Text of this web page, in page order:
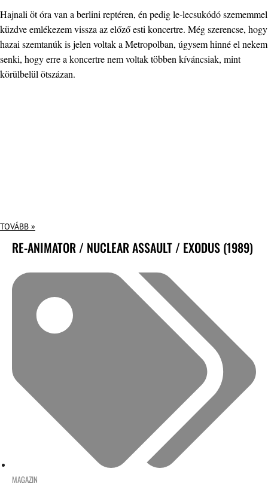
Hajnali öt óra van a berlini reptéren, én pedig le-lecsukódó szememmel
küzdve emlékezem vissza az előző esti koncertre. Még szerencse, hogy
hazai szemtanúk is jelen voltak a Metropolban, úgysem hinné el nekem
senki, hogy erre a koncertre nem voltak többen kíváncsiak, mint
körülbelül ötszázan.
TOVÁBB »
RE-ANIMATOR / NUCLEAR ASSAULT / EXODUS (1989)
MAGAZIN